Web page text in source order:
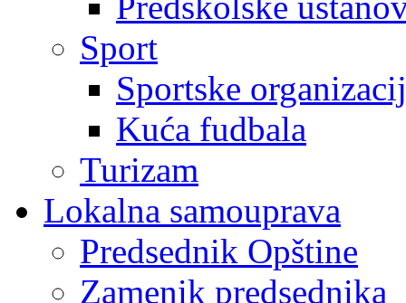
Sport
Sportske
Kuća fudbala
Turizam
Lokalna samouprava
Predsednik Opštine
Zamenik predsednika